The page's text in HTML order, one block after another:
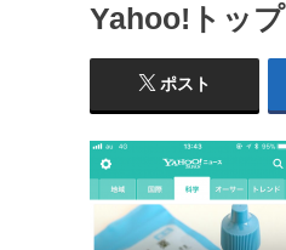
Yahoo!トップ
ポスト